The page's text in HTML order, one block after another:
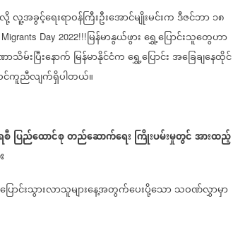
လူ့အခွင့်ရေးရာဝန်ကြီးဦးအောင်မျိုးမင်းကဒီဇင်ဘာ၁၈
Day 2022!!!မြန်မာနွယ်ဖွားရွှေ့ပြောင်းသူတွေဟာ
သိမ်းပြီးနောက် မြန်မာနိုင်ငံကရွှေ့ပြောင်းအခြေချနေထိုင်
င်ကူညီလျက်ရှိပါတယ်။
ပြည်ထောင်စုတည်ဆောက်ရေး ကြိုးပမ်းမှုတွင်အားထည့်
ောင်းသွားလာသူများနေ့အတွက်ပေးပို့သောသဝဏ်လွှာမှာ